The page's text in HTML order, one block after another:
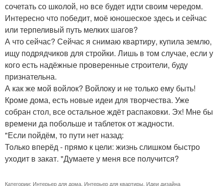
сочетать со школой, но все будет идти своим чередом.
Интересно что победит, моё юношеское здесь и сейчас
или терпеливый путь мелких шагов?
А что сейчас? Сейчас я снимаю квартиру, купила землю,
ищу подрядчиков для стройки. Лишь в том случае, если у
кого есть надёжные проверенные строители, буду
признательна.
А как же мой войлок? Войлоку и не только ему быть!
Кроме дома, есть новые идеи для творчества. Уже
собран стол, все остальное ждёт распаковки. Эх! Мне бы
времени да побольше и таблеток от жадности.
"Если пойдём, то пути нет назад:
Только вперёд - прямо к цели: жизнь слишком быстро
уходит в закат. "Думаете у меня все получится?
Категории: Интерьер для дома Интерьер для квартиры Идеи дизайна